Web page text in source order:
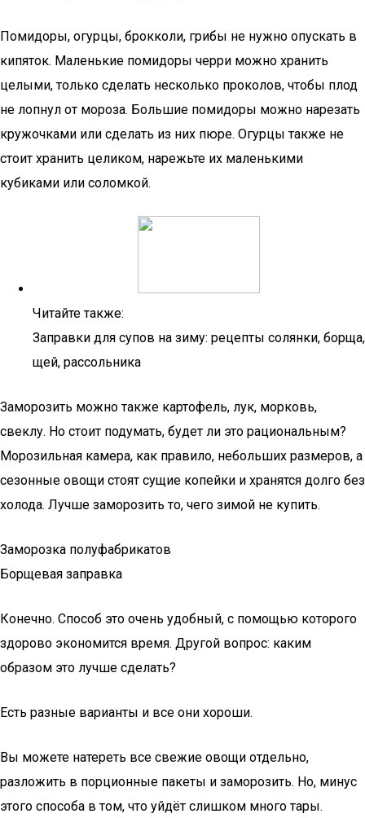
Помидоры, огурцы, брокколи, грибы не нужно опускать в
кипяток. Маленькие помидоры черри можно хранить
целыми, только сделать несколько проколов, чтобы плод
не лопнул от мороза. Большие помидоры можно нарезать
кружочками или сделать из них пюре. Огурцы также не
стоит хранить целиком, нарежьте их маленькими
кубиками или соломкой.
Читайте также:
Заправки для супов на зиму: рецепты солянки, борща,
щей, рассольника
Заморозить можно также картофель, лук, морковь,
свеклу. Но стоит подумать, будет ли это рациональным?
Морозильная камера, как правило, небольших размеров, а
сезонные овощи стоят сущие копейки и хранятся долго без
холода. Лучше заморозить то, чего зимой не купить.
Заморозка полуфабрикатов
Борщевая заправка
Конечно. Способ это очень удобный, с помощью которого
здорово экономится время. Другой вопрос: каким
образом это лучше сделать?
Есть разные варианты и все они хороши.
Вы можете натереть все свежие овощи отдельно,
разложить в порционные пакеты и заморозить. Но, минус
этого способа в том, что уйдёт слишком много тары.